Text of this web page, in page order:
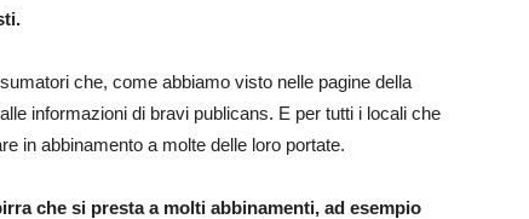
che, come abbiamo visto nelle pagine della
informazioni di bravi publicans. E per tutti i locali che
in abbinamento a molte delle loro portate.
che si presta a molti abbinamenti, ad esempio